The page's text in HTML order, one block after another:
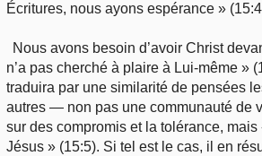
Écritures, nous ayons espérance »
Nous avons besoin d’avoir Christ
n’a pas cherché à plaire à Lui-même »
traduira par une similarité de pensées
autres — non pas une communauté de
sur des compromis et la tolérance,
Jésus » (15:5). Si tel est le cas, il en